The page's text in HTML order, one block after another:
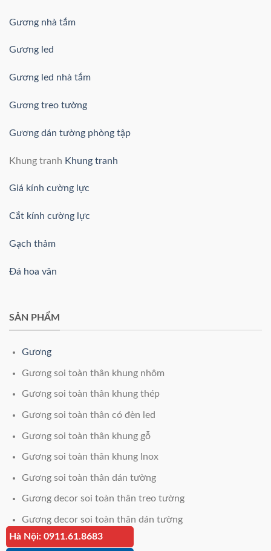
Gương nhà tắm
Gương led
Gương led nhà tắm
Gương treo tường
Gương dán tường phòng tập
Khung tranh Khung tranh
Giá kính cường lực
Cắt kính cường lực
Gạch thảm
Đá hoa văn
SẢN PHẨM
Gương
Gương soi toàn thân khung nhôm
Gương soi toàn thân khung thép
Gương soi toàn thân có đèn led
Gương soi toàn thân khung gỗ
Gương soi toàn thân khung Inox
Gương soi toàn thân dán tường
Gương decor soi toàn thân treo tường
Gương decor soi toàn thân dán tường
Giá kính cường lực 12mm
Hà Nội: 0911.61.8683